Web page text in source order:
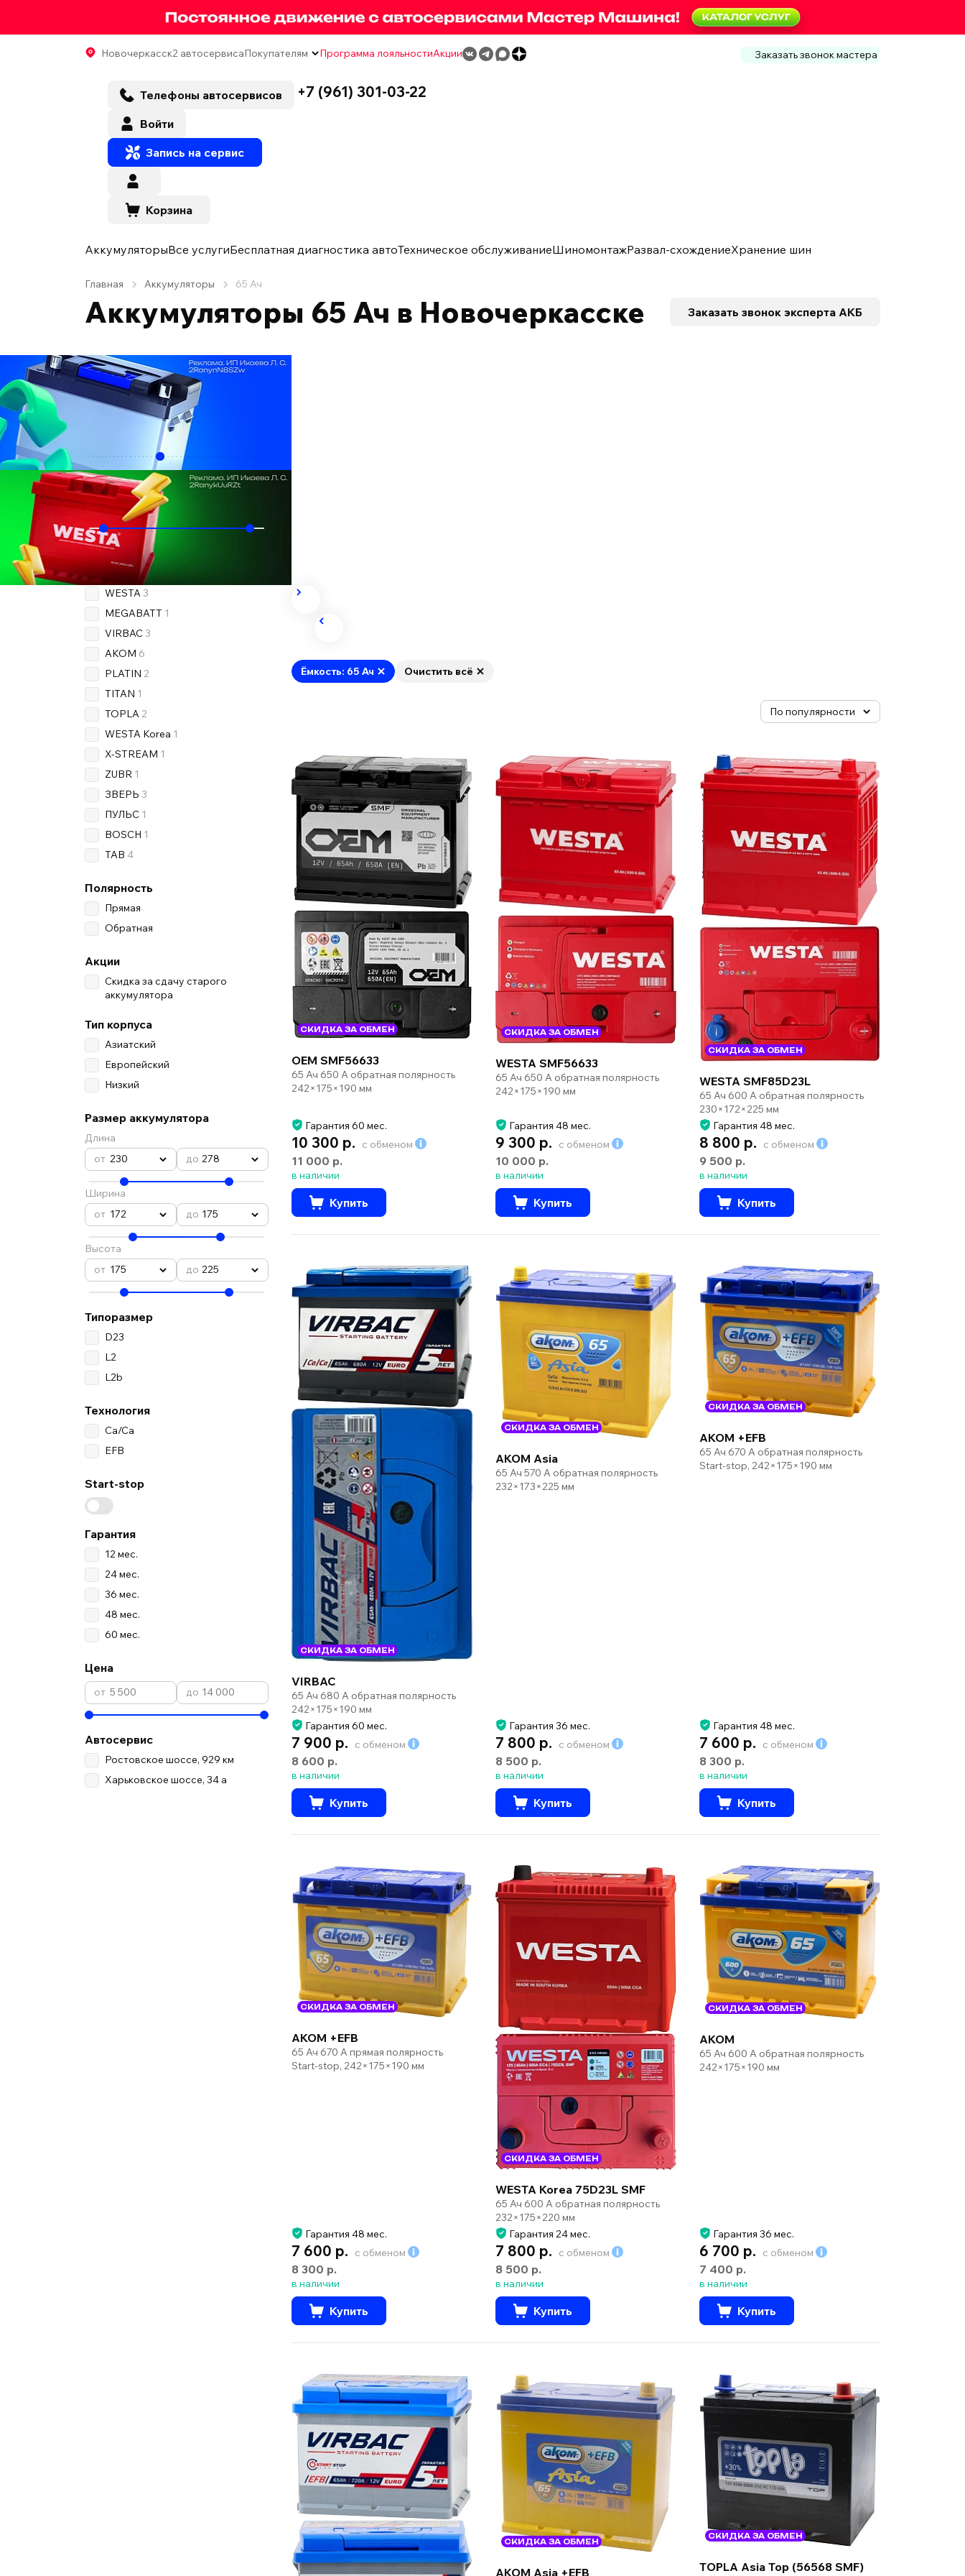
Новочеркасск2 автосервисаПокупателям Программа лояльностиАкции Заказать звонок мастера
Телефоны автосервисов +7 (961) 301-03-22
Войти
Запись на сервис
Корзина
АккумуляторыВсе услугиБесплатная диагностика автоТехническое обслуживаниеШиномонтажРазвал-схождениеХранение шин
Главная Аккумуляторы 65 Ач
Аккумуляторы 65 Ач в Новочеркасске Заказать звонок эксперта АКБ
Подобрать по автомобилю
Ёмкость, Ач
Пусковой ток, А
480
Бренд
OEM3
WESTA 3
MEGABATT 1
VIRBAC 3
AKOM 6
PLATIN 2
TITAN 1
TOPLA 2
WESTA Korea 1
X-STREAM 1
ZUBR 1
ЗВЕРЬ 3
ПУЛЬС 1
BOSCH 1
TAB 4
Полярность
Прямая
Обратная
Акции
Скидка за сдачу старого
аккумулятора
Тип корпуса
Азиатский
Европейский
Низкий
Размер аккумулятора
Длина
230
278
Ширина
172
175
Высота
175
225
Типоразмер
D23
L2
L2b
Технология
Ca/Ca
EFB
Start-stop
Гарантия
12 мес.
24 мес.
36 мес.
48 мес.
60 мес.
Цена
Автосервис
Ростовское шоссе, 929 км
Харьковское шоссе, 34 а
Ёмкость: 65 Ач Очистить всё
СКИДКА ЗА ОБМЕН
OEM SMF56633
65 Ач 650 А обратная полярность
242×175×190 мм
Гарантия 60 мес.
10 300 р. с обменом
11 000 р.
в наличии
Купить
СКИДКА ЗА ОБМЕН
WESTA SMF56633
65 Ач 650 А обратная полярность
242×175×190 мм
Гарантия 48 мес.
9 300 р. с обменом
10 000 р.
в наличии
Купить
СКИДКА ЗА ОБМЕН
WESTA SMF85D23L
65 Ач 600 А обратная полярность
230×172×225 мм
Гарантия 48 мес.
8 800 р. с обменом
9 500 р.
в наличии
Купить
СКИДКА ЗА ОБМЕН
VIRBAC
65 Ач 680 А обратная полярность
242×175×190 мм
Гарантия 60 мес.
7 900 р. с обменом
8 600 р.
в наличии
Купить
СКИДКА ЗА ОБМЕН
AKOM Asia
65 Ач 570 А обратная полярность
232×173×225 мм
Гарантия 36 мес.
7 800 р. с обменом
8 500 р.
в наличии
Купить
СКИДКА ЗА ОБМЕН
AKOM +EFB
65 Ач 670 А обратная полярность
Start-stop, 242×175×190 мм
Гарантия 48 мес.
7 600 р. с обменом
8 300 р.
в наличии
Купить
СКИДКА ЗА ОБМЕН
AKOM +EFB
65 Ач 670 А прямая полярность
Start-stop, 242×175×190 мм
Гарантия 48 мес.
7 600 р. с обменом
8 300 р.
в наличии
Купить
СКИДКА ЗА ОБМЕН
WESTA Korea 75D23L SMF
65 Ач 600 А обратная полярность
232×175×220 мм
Гарантия 24 мес.
7 800 р. с обменом
8 500 р.
в наличии
Купить
СКИДКА ЗА ОБМЕН
AKOM
65 Ач 600 А обратная полярность
242×175×190 мм
Гарантия 36 мес.
6 700 р. с обменом
7 400 р.
в наличии
Купить
СКИДКА ЗА ОБМЕН
AKOM Asia +EFB
СКИДКА ЗА ОБМЕН
TOPLA Asia Top (56568 SMF)